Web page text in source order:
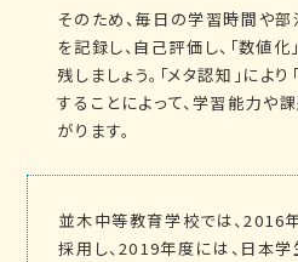
そのため、毎日の学習時間や
を記録し、自己評価し、「数値
残しましょう。「メタ認知」によ
することによって、学習能力や
がります。
並木中等教育学校では、2016
採用し、2019年度には、日本